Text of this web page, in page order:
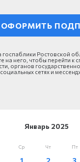
ОФОРМИТЬ
госпаблики Ростовской
на него, чтобы перейти к
органов
сетях и
Январь 2025
Ср Чт Пт
1 2 3